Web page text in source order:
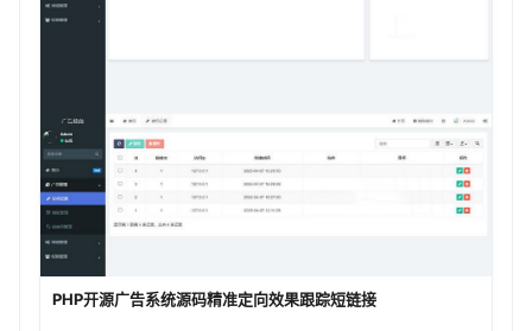
PHP开源广告系统源码精准定向效果跟踪短链接